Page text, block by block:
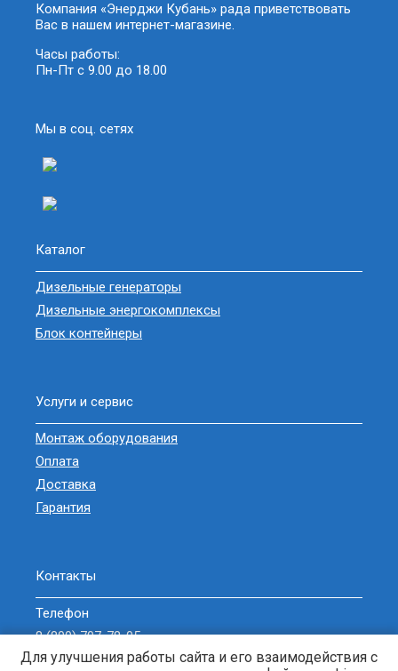
Компания «Энерджи Кубань» рада приветствовать
Вас в нашем интернет-магазине.
Часы работы:
Пн-Пт с 9.00 до 18.00
Мы в соц. сетях
Каталог
Дизельные генераторы
Дизельные энергокомплексы
Блок контейнеры
Услуги и сервис
Монтаж оборудования
Оплата
Доставка
Гарантия
Контакты
Телефон
8 (800) 707-78-05
sell@zavodgeneratorov.ru
Для улучшения работы сайта и его взаимодействия с